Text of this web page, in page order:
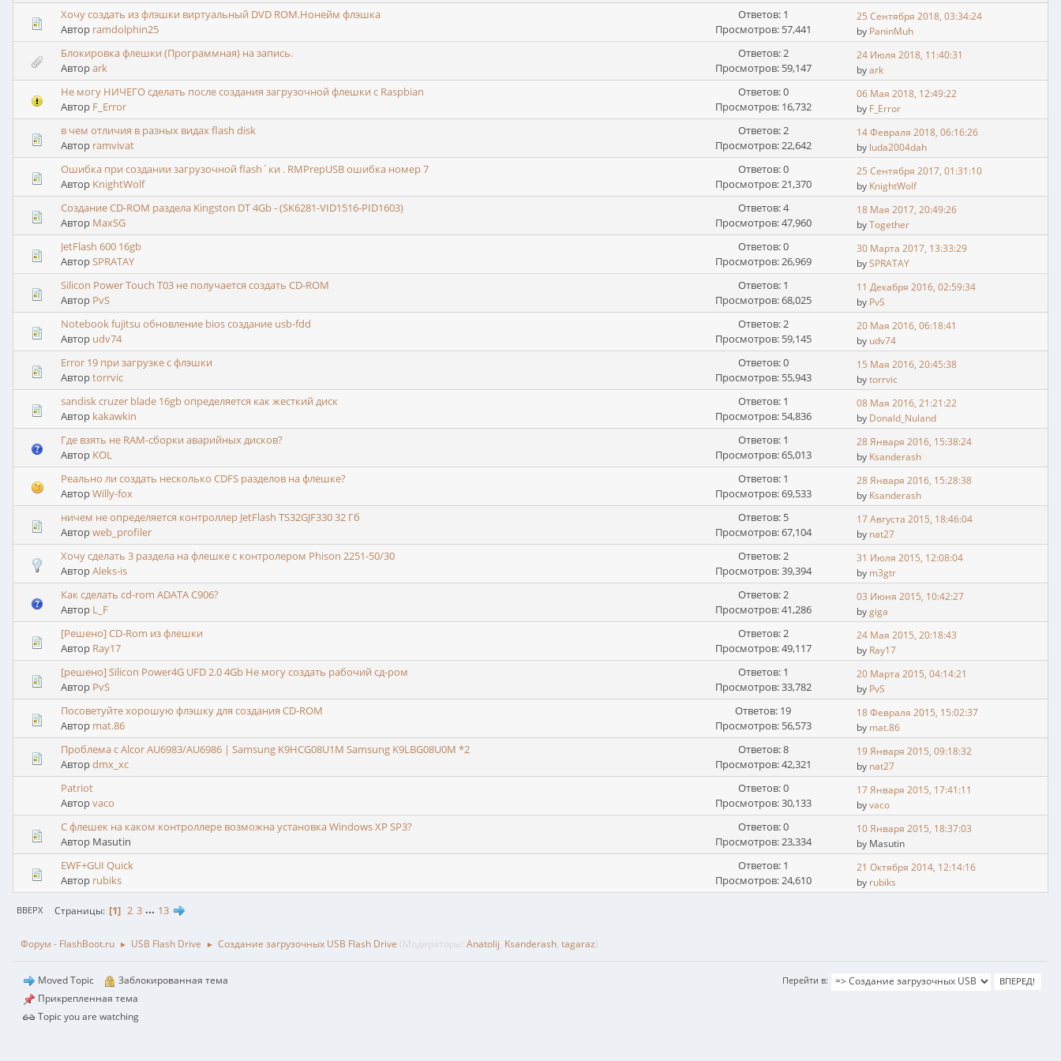
Хочу создать из флэшки виртуальный DVD ROM.Нонейм флэшка
Автор ramdolphin25
Ответов: 1
Просмотров: 57,441
25 Сентября 2018, 03:34:24
by PaninMuh
Блокировка флешки (Программная) на запись.
Авторark
Ответов: 2
Просмотров: 59,147
24 Июля 2018, 11:40:31
byark
Не могу НИЧЕГО сделать после создания загрузочной флешки с Raspbian
Автор F_Error
Ответов: 0
Просмотров: 16,732
06 Мая 2018, 12:49:22
by F_Error
в чем отличия в разных видах flash disk
Автор ramvivat
Ответов: 2
Просмотров: 22,642
14 Февраля 2018, 06:16:26
by luda2004dah
Ошибка при создании загрузочной flash`ки . RMPrepUSB ошибка номер 7
Автор KnightWolf
Ответов: 0
Просмотров: 21,370
25 Сентября 2017, 01:31:10
by KnightWolf
Создание CD-ROM раздела Kingston DT 4Gb - (SK6281-VID1516-PID1603)
Автор MaxSG
Ответов: 4
Просмотров: 47,960
18 Мая 2017, 20:49:26
byTogether
JetFlash 600 16gb
АвторSPRATAY
Ответов: 0
Просмотров: 26,969
30 Марта 2017, 13:33:29
bySPRATAY
Silicon Power Touch T03 не получается создать CD-ROM
Автор PvS
Ответов: 1
Просмотров: 68,025
11 Декабря 2016, 02:59:34
by PvS
Notebook fujitsu обновление bios создание usb-fdd
Автор udv74
Ответов: 2
Просмотров: 59,145
20 Мая 2016, 06:18:41
by udv74
Error 19 при загрузке с флэшки
Авторtorrvic
Ответов: 0
Просмотров: 55,943
15 Мая 2016, 20:45:38
bytorrvic
sandisk cruzer blade 16gb определяется как жесткий диск
Автор kakawkin
Ответов: 1
Просмотров: 54,836
08 Мая 2016, 21:21:22
by Donald_Nuland
Где взять не RAM-сборки аварийных дисков?
Автор KOL
Ответов: 1
Просмотров: 65,013
28 Января 2016, 15:38:24
by Ksanderash
Реально ли создать несколько CDFS разделов на флешке?
АвторWilly-fox
Ответов: 1
Просмотров: 69,533
28 Января 2016, 15:28:38
by Ksanderash
ничем не определяется контроллер JetFlash TS32GJF330 32 Гб
Авторweb_profiler
Ответов: 5
Просмотров: 67,104
17 Августа 2015, 18:46:04
by nat27
Хочу сделать 3 раздела на флешке с контролером Phison 2251-50/30
АвторAleks-is
Ответов: 2
Просмотров: 39,394
31 Июля 2015, 12:08:04
by m3gtr
Как сделать cd-rom ADATA C906?
Автор L_F
Ответов: 2
Просмотров: 41,286
03 Июня 2015, 10:42:27
bygiga
[Решено] CD-Rom из флешки
Автор Ray17
Ответов: 2
Просмотров: 49,117
24 Мая 2015, 20:18:43
by Ray17
[решено] Silicon Power4G UFD 2.0 4Gb Не могу создать рабочий сд-ром
Автор PvS
Ответов: 1
Просмотров: 33,782
20 Марта 2015, 04:14:21
by PvS
Посоветуйте хорошую флэшку для создания CD-ROM
Автор mat.86
Ответов: 19
Просмотров: 56,573
18 Февраля 2015, 15:02:37
by mat.86
Проблема с Alcor AU6983/AU6986 | Samsung K9HCG08U1M Samsung K9LBG08U0M *2
Авторdmx_xc
Ответов: 8
Просмотров: 42,321
19 Января 2015, 09:18:32
by nat27
Patriot
Авторvaco
Ответов: 0
Просмотров: 30,133
17 Января 2015, 17:41:11
byvaco
С флешек на каком контроллере возможна установка Windows XP SP3?
Автор Masutin
Ответов: 0
Просмотров: 23,334
10 Января 2015, 18:37:03
by Masutin
EWF+GUI Quick
Автор rubiks
Ответов: 1
Просмотров: 24,610
21 Октября 2014, 12:14:16
by rubiks
ВВЕРХ Страницы 1 2 3 ... 13
Форум - FlashBoot.ru ► USB Flash Drive ► Создание загрузочных USB Flash Drive (Модераторы: Anatolij, Ksanderash, tagaraz)
Перейти в
Moved Topic
Заблокированная тема
Прикрепленная тема
Topic you are watching